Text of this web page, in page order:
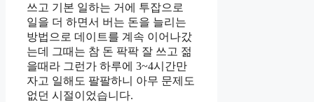
쓰고 기본 일하는 거에 투잡으로
일을 더 하면서 버는 돈을 늘리는
방법으로 데이트를 계속 이어나갔
는데 그때는 참 돈 팍팍 잘 쓰고 젊
을때라 그런가 하루에 3~4시간만
자고 일해도 팔팔하니 아무 문제도
없던 시절이었습니다.